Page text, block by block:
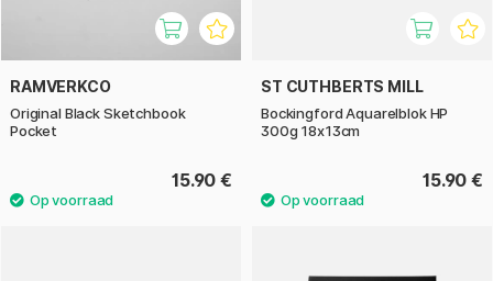
RAMVERKCO
Original Black Sketchbook
Pocket
15.90 €
ST CUTHBERTS MILL
Bockingford Aquarelblok HP
300g 18x13cm
15.90 €